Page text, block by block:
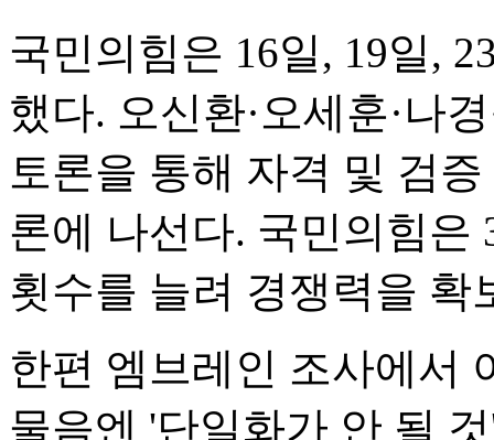
국민의힘은 16일, 19일,
했다. 오신환·오세훈·나
토론을 통해 자격 및 검
론에 나선다. 국민의힘은
횟수를 늘려 경쟁력을 확
한편 엠브레인 조사에서
물음엔 '단일화가 안 될